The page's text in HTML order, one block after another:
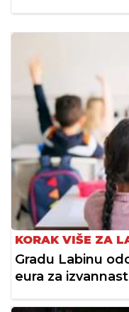
KORAK VIŠE ZA
Gradu Labinu
eura za